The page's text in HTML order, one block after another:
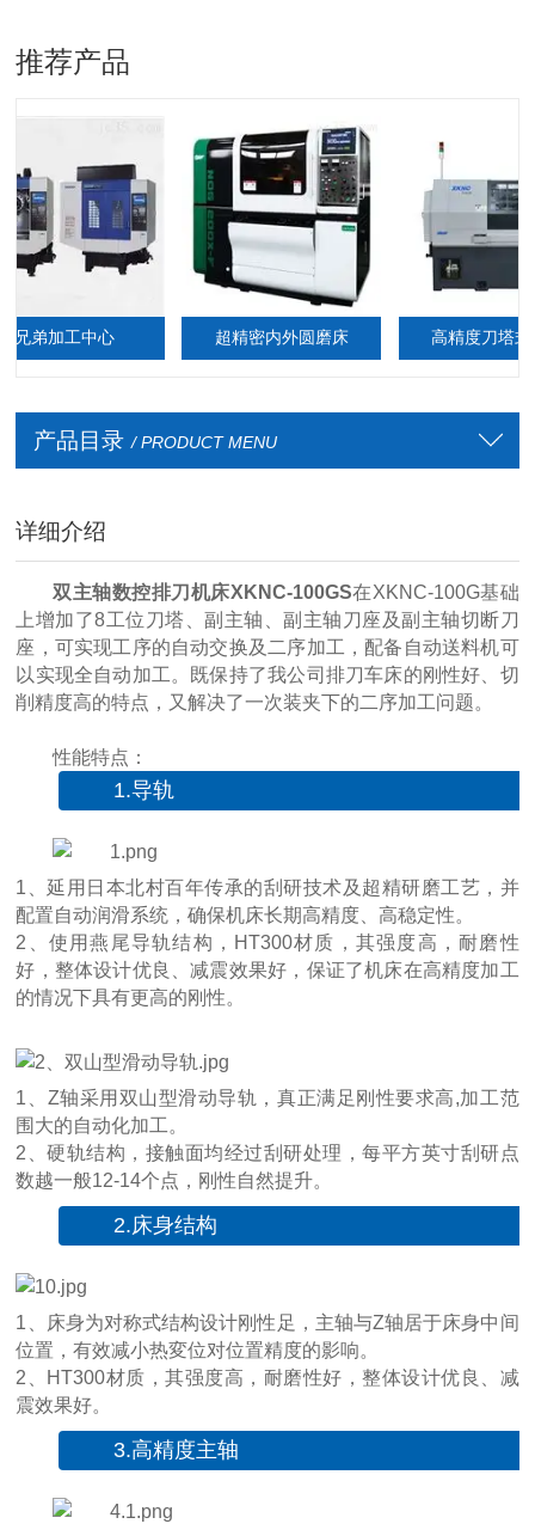
推荐产品
工中心 超精密内外圆磨床 高精度刀塔式车床
产品目录 / PRODUCT MENU
详细介绍
双主轴数控排刀机床XKNC-100GS在XKNC-100G基础
上增加了8工位刀塔、副主轴、副主轴刀座及副主轴切断刀
座，可实现工序的自动交换及二序加工，配备自动送料机可
以实现全自动加工。既保持了我公司排刀车床的刚性好、切
削精度高的特点，又解决了一次装夹下的二序加工问题。
性能特点：
1.导轨
1、延用日本北村百年传承的刮研技术及超精研磨工艺，并
配置自动润滑系统，确保机床长期高精度、高稳定性。
2、使用燕尾导轨结构，HT300材质，其强度高，耐磨性
好，整体设计优良、减震效果好，保证了机床在高精度加工
的情况下具有更高的刚性。
1、Z轴采用双山型滑动导轨，真正满足刚性要求高,加工范
围大的自动化加工。
2、硬轨结构，接触面均经过刮研处理，每平方英寸刮研点
数越一般12-14个点，刚性自然提升。
2.床身结构
1、床身为对称式结构设计刚性足，主轴与Z轴居于床身中间
位置，有效减小热変位对位置精度的影响。
2、HT300材质，其强度高，耐磨性好，整体设计优良、减
震效果好。
3.高精度主轴